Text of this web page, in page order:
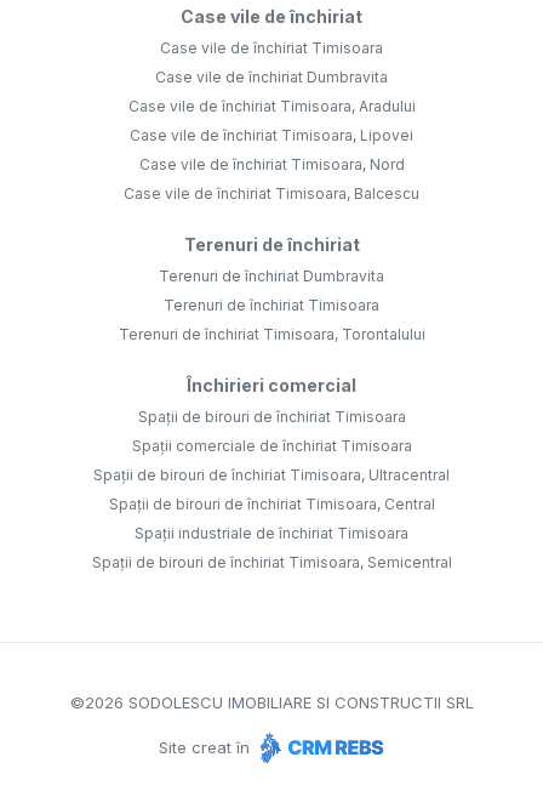
Case vile de închiriat
Case vile de închiriat Timisoara
Case vile de închiriat Dumbravita
Case vile de închiriat Timisoara, Aradului
Case vile de închiriat Timisoara, Lipovei
Case vile de închiriat Timisoara, Nord
Case vile de închiriat Timisoara, Balcescu
Terenuri de închiriat
Terenuri de închiriat Dumbravita
Terenuri de închiriat Timisoara
Terenuri de închiriat Timisoara, Torontalului
Închirieri comercial
Spații de birouri de închiriat Timisoara
Spații comerciale de închiriat Timisoara
Spații de birouri de închiriat Timisoara, Ultracentral
Spații de birouri de închiriat Timisoara, Central
Spații industriale de închiriat Timisoara
Spații de birouri de închiriat Timisoara, Semicentral
©2026 SODOLESCU IMOBILIARE SI CONSTRUCTII SRL
Site creat în